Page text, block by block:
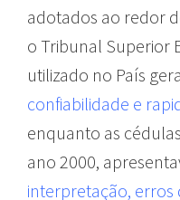
adotados ao redor
o Tribunal Superior
utilizado no País
confiabilidade e
enquanto as
ano 2000,
interpretação, erros